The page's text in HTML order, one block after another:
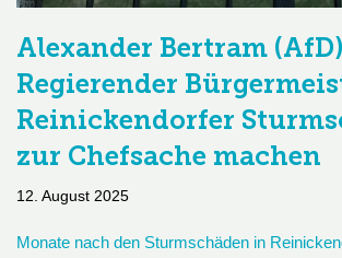
Alexander Bertram
Regierender
Reinickendorfer
zur Chefsache machen
12. August 2025
Monate nach den Sturmschäden in